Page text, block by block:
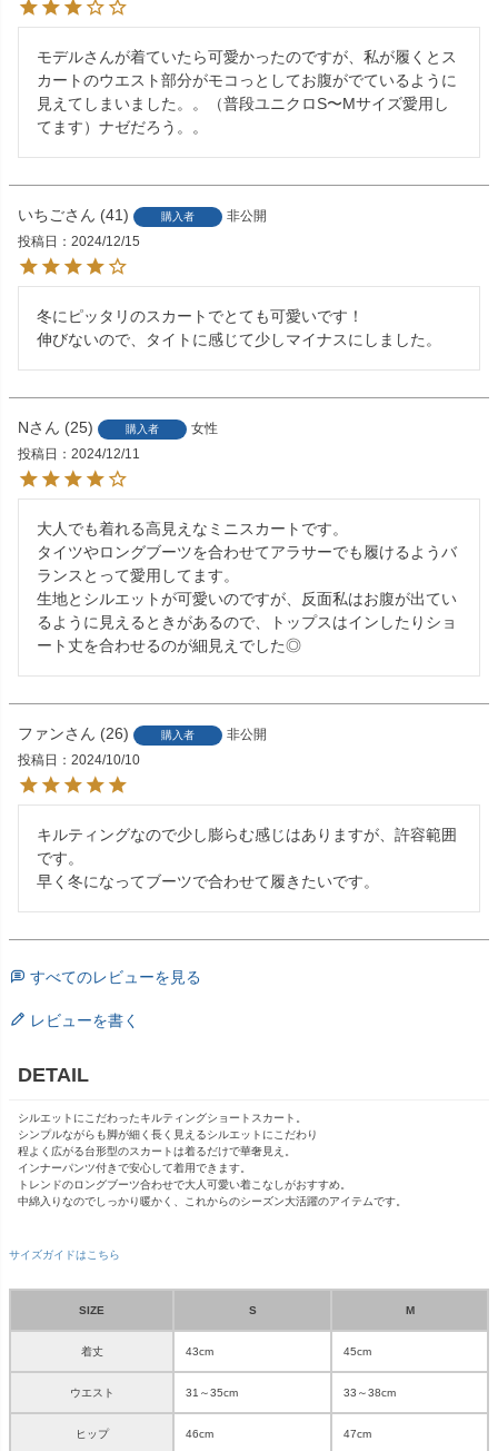
モデルさんが着ていたら可愛かったのですが、私が履くとス
カートのウエスト部分がモコっとしてお腹がでているように
見えてしまいました。。（普段ユニクロS〜Mサイズ愛用し
てます）ナゼだろう。。
いちご 41 購入者
非公開
投稿日
2024/12/15
冬にピッタリのスカートでとても可愛いです！
伸びないので、タイトに感じて少しマイナスにしました。
N 25 購入者
女性
投稿日
2024/12/11
大人でも着れる高見えなミニスカートです。
タイツやロングブーツを合わせてアラサーでも履けるようバ
ランスとって愛用してます。
生地とシルエットが可愛いのですが、反面私はお腹が出てい
るように見えるときがあるので、トップスはインしたりショ
ート丈を合わせるのが細見えでした◎
ファン 26 購入者
非公開
投稿日
2024/10/10
キルティングなので少し膨らむ感じはありますが、許容範囲
です。
早く冬になってブーツで合わせて履きたいです。
すべてのレビューを見る
レビューを書く
DETAIL
シルエットにこだわったキルティングショートスカート。
シンプルながらも脚が細く長く見えるシルエットにこだわり
程よく広がる台形型のスカートは着るだけで華奢見え。
インナーパンツ付きで安心して着用できます。
トレンドのロングブーツ合わせで大人可愛い着こなしがおすすめ。
中綿入りなのでしっかり暖かく、これからのシーズン大活躍のアイテムです。
サイズガイドはこちら
SIZE S M
着丈 43cm 45cm
ウエスト 31～35cm 33～38cm
ヒップ 46cm 47cm